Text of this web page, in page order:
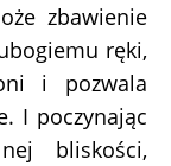
zbawienie
ręki,
i pozwala
I poczynając
bliskości,